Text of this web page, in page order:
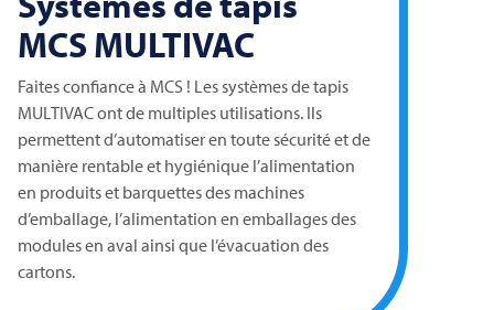
MCS MULTIVAC
Faites confiance à MCS ! Les systèmes de tapis
MULTIVACont de multiples utilisations. Ils
permettent d’automatiser en toute sécurité et de
manière rentable et hygiénique l’alimentation
en produits et barquettes des machines
d’emballage, l’alimentation en emballages des
modules en aval ainsi que l’évacuation des
cartons.